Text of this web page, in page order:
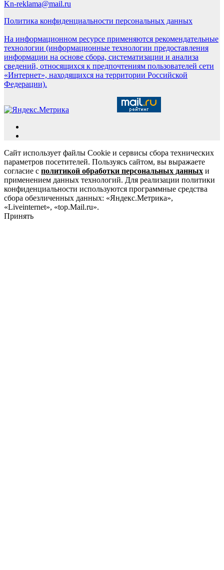
Kn-reklama@mail.ru
Политика конфиденциальности персональных данных
На информационном ресурсе применяются рекомендательные
технологии (информационные технологии предоставления
информации на основе сбора, систематизации и анализа
сведений, относящихся к предпочтениям пользователей сети
«Интернет», находящихся на территории Российской
Федерации).
Сайт использует файлы Cookie и сервисы сбора технических
параметров посетителей. Пользуясь сайтом, вы выражаете
согласие с политикой обработки персональных данных и
применением данных технологий. Для реализации политики
конфиденциальности используются программные средства
сбора обезличенных данных: «Яндекс.Метрика»,
«Liveinternet», «top.Mail.ru».
Принять